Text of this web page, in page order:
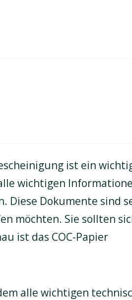
ist ein
wichtigen
Diese Dokumente sind
möchten. Sie sollten
ist das COC-Papier
alle wichtigen